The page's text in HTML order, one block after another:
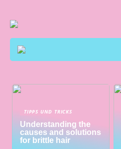
TIPPS UND TRICKS
Understanding the
causes and solutions
for brittle hair